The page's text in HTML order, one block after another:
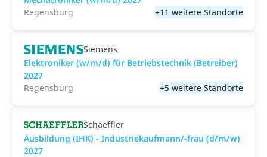
Regensburg
+11 weitere Standorte
Siemens
Elektroniker (w/m/d) für Betriebstechnik (Betreiber)
2027
Regensburg
+5 weitere Standorte
Schaeffler
Ausbildung (IHK) - Industriekaufmann/-frau (d/m/w)
2027